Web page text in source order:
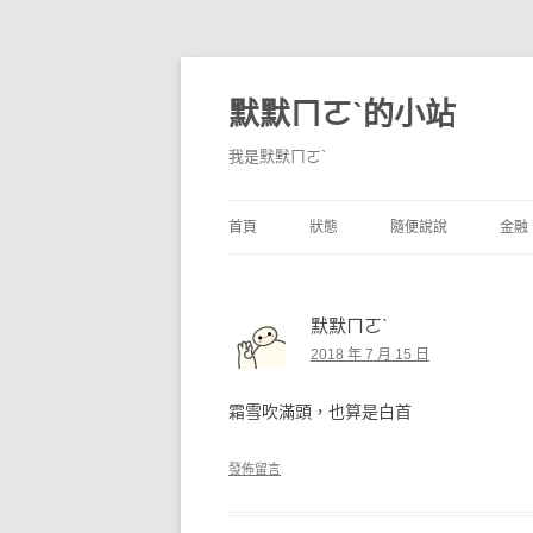
默默ㄇㄛˋ的小站
我是默默ㄇㄛˋ
首頁 狀態
獨白
隨便說說 金融
默默ㄇㄛˋ
2018 年 7 月 15 日
霜雪吹滿頭，也算是白首
發佈留言